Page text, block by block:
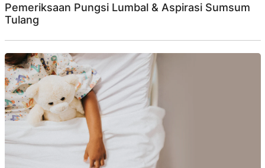
Pemeriksaan Pungsi Lumbal & Aspirasi Sumsum
Tulang